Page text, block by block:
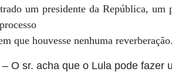
um presidente da República,
que houvesse nenhuma reverberação.
– O sr. acha que o Lula pode fazer